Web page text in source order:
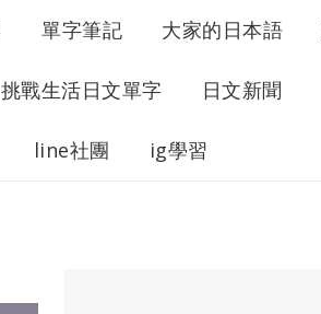
單字筆記 大家的日本語
挑戰生活日文單字 日文新聞
line社團 ig學習